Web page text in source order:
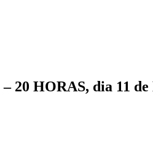
20 HORAS, dia 11